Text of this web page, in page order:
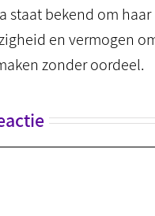
staat bekend om
en vermogen
zonder oordeel.